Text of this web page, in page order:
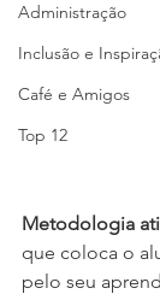
Administração
Inclusão e
Café e Amigos
Top 12
Metodologia
que coloca o
pelo seu